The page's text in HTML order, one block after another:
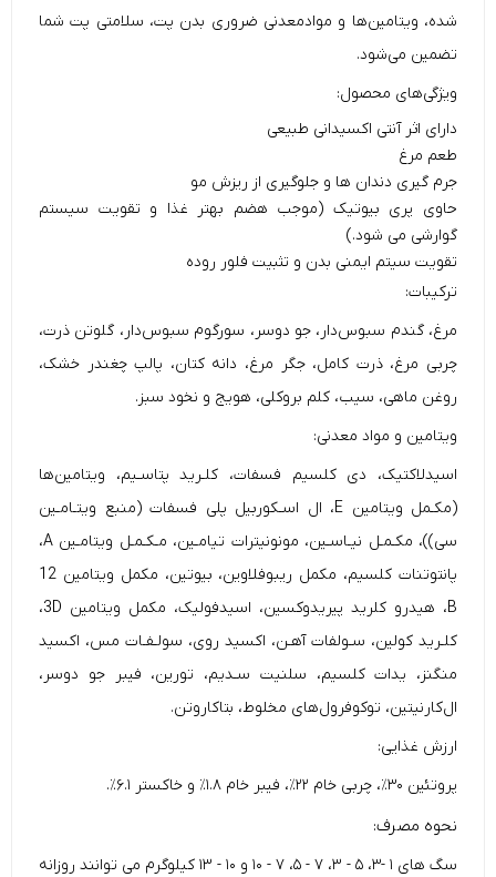
شده، ویتامین‌‌ها و موادمعدنی ضروری بدن پت، سلامتی پت شما
تضمین می‌‌شود.
ویژگی‌های محصول:
دارای اثر آنتی اکسیدانی طبیعی
طعم مرغ
جرم گیری دندان ها و جلوگیری از ریزش مو
حاوی پری بیوتیک (موجب هضم بهتر غذا و تقویت سیستم
گوارشی می شود.)
تقویت سیتم ایمنی بدن و تثبیت فلور روده
ترکیبات:
مرغ، گندم سبوس‌‌دار، جو دوسر، سورگوم سبوس‌‌دار، گلوتن ذرت،
چربی مرغ، ذرت کامل، جگر مرغ، دانه کتان، پالپ چغندر خشک،
روغن ماهی، سیب، کلم‌‌ بروکلی، هویج و نخود سبز.
ویتامین و مواد معدنی:
اسیدلاکتیک، دی کلسیم فسفات، کلـرید پتاسـیم، ویتامین‌‌ها
(مکـمل ویتامین E، ال ‌‌اسـکوربیل‌‌ پلی فسفات (منبع ویتـامـین
سی))، مکـمـل نیـاسـین، مونونیترات تیامـین، مـکـمـل ویتامـین A،
پانتوتنات کلسیم، مکمل ریبوفلاوین، بیوتین، مکمل ویتامین 12
B، هیدرو کلرید پیریدوکسین، اسیدفولیک، مکمل ویتامین 3D،
کلـرید کولین، سـولفات آهـن، اکسید روی، سولـفـات مس، اکسید
منگنز، یدات کلسیم، سلنیت سـدیم، تورین، فیبر جو دوسر،
ال‌‌کارنیتین، توکوفرول‌‌های مخلوط، بتاکاروتن.
ارزش غذایی:
پروتئین ۳۰٪، چربی خام ۲۲٪، فیبر خام ۱.۸٪ و خاکستر ۶.۱٪.
نحوه مصرف:
سگ های ۱ -۳، ۵ - ۳، ۷ - ۵، ۷ - ۱۰ و ۱۰ - ۱۳ کیلوگرم می توانند روزانه